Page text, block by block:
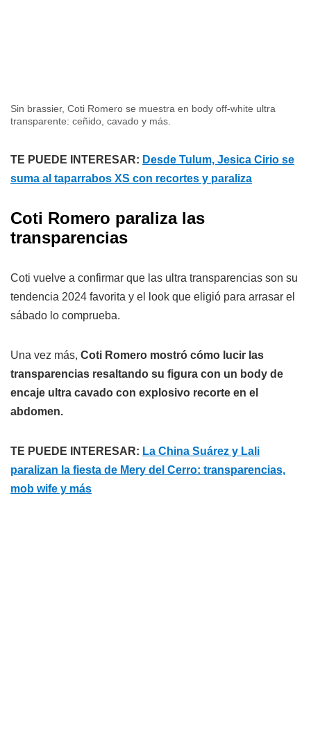
Sin brassier, Coti Romero se muestra en body off-white ultra
transparente: ceñido, cavado y más.
TE PUEDE INTERESAR: Desde Tulum, Jesica Cirio se
suma al taparrabos XS con recortes y paraliza
Coti Romero paraliza las
transparencias
Coti vuelve a confirmar que las ultra transparencias son su
tendencia 2024 favorita y el look que eligió para arrasar el
sábado lo comprueba.
Una vez más, Coti Romero mostró cómo lucir las
transparencias resaltando su figura con un body de
encaje ultra cavado con explosivo recorte en el
abdomen.
TE PUEDE INTERESAR: La China Suárez y Lali
paralizan la fiesta de Mery del Cerro: transparencias,
mob wife y más